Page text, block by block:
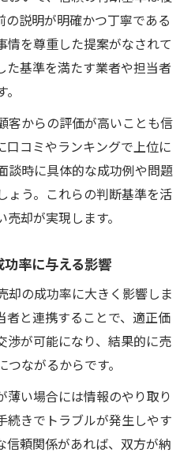
説明が明確かつ丁寧である
情を尊重した提案がなされて
た基準を満たす業者や担当者
客からの評価が高いことも信
口コミやランキングで上位に
談時に具体的な成功例や問題
ょう。これらの判断基準を活
却が実現します。
率に与える影響
却の成功率に大きく影響しま
者と連携することで、適正価
渉が可能になり、結果的に売
ながるからです。
薄い場合には情報のやり取り
続きでトラブルが発生しやす
信頼関係があれば、双方が納